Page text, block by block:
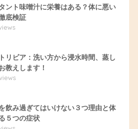
ント味噌汁に栄養はある？体に悪い
底検証
リビア：洗い方から浸水時間、蒸し
教えします！
飲み過ぎてはいけない３つ理由と体
５つの症状